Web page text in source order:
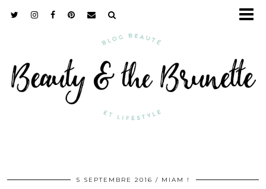
5 SEPTEMBRE 2016 MIAM !